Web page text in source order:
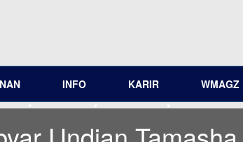
INFO KARIR WMAGZ